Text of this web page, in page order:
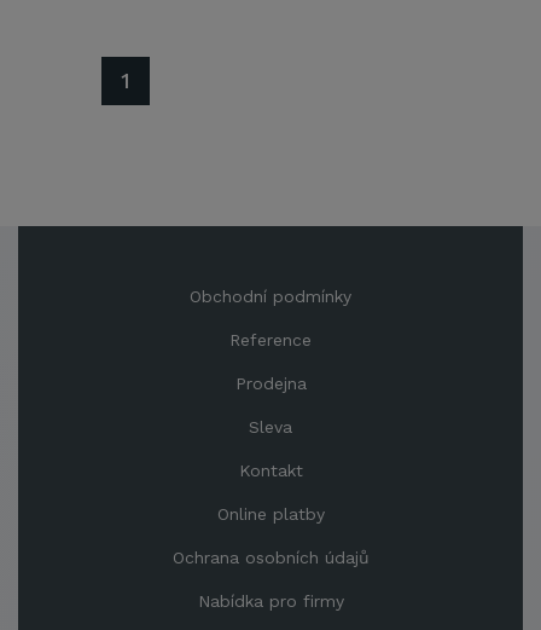
1
Obchodní podmínky
Reference
Prodejna
Sleva
Kontakt
Online platby
Ochrana osobních údajů
Nabídka pro firmy